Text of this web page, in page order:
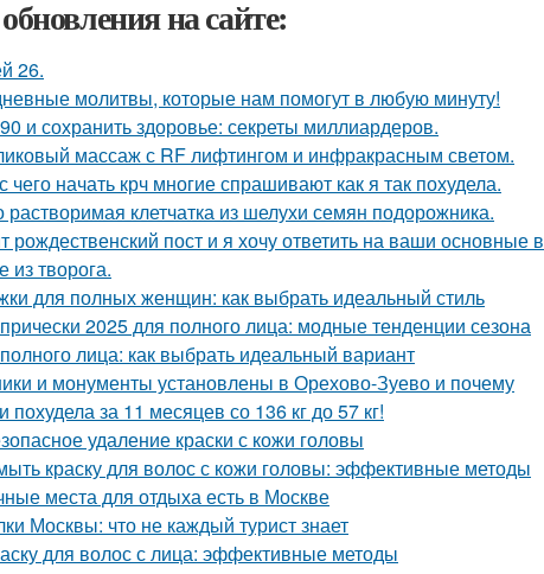
на сайте:
26.
молитвы, которые нам помогут в любую минуту!
и сохранить здоровье: секреты миллиардеров.
массаж с RF лифтингом и инфракрасным светом.
начать крч многие спрашивают как я так похудела.
растворимая клетчатка из шелухи семян подорожника.
рождественский пост и я хочу ответить на ваши
из творога.
для полных женщин: как выбрать идеальный стиль
2025 для полного лица: модные тенденции сезона
лица: как выбрать идеальный вариант
и монументы установлены в Орехово-Зуево и почему
за 11 месяцев со 136 кг до 57 кг!
удаление краски с кожи головы
краску для волос с кожи головы: эффективные методы
места для отдыха есть в Москве
Москвы: что не каждый турист знает
для волос с лица: эффективные методы